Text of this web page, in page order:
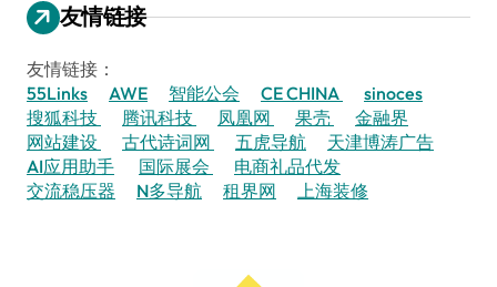
友情链接
友情链接：
55Links
AWE 智能公会 CE CHINA
sinoces
搜狐科技
腾讯科技 凤凰网 果壳
金融界
网站建设
古代诗词网 五虎导航
天津博涛广告
AI应用助手
国际展会
电商礼品代发
交流稳压器
N多导航 租界网 上海装修